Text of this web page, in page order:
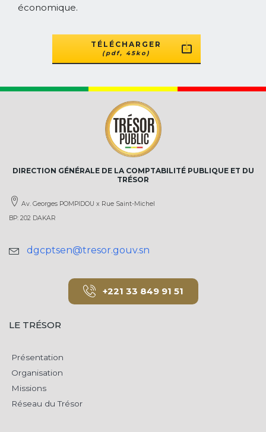
économique.
TÉLÉCHARGER
(pdf, 45ko)
DIRECTION GÉNÉRALE DE LA COMPTABILITÉ PUBLIQUE ET DU
TRÉSOR
Av. Georges POMPIDOU x Rue Saint-Michel
BP: 202 DAKAR
dgcptsen@tresor.gouv.sn
+221 33 849 91 51
LE TRÉSOR
Présentation
Organisation
Missions
Réseau du Trésor